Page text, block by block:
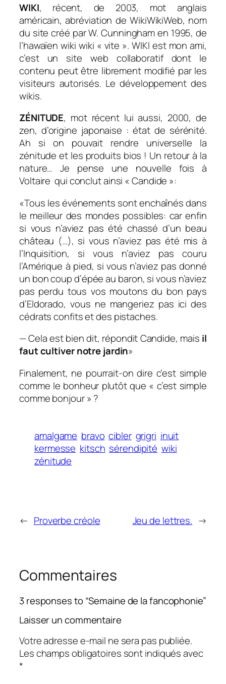
WIKI, récent, de 2003, mot anglais
américain, abréviation de WikiWikiWeb, nom
du site créé par W. Cunningham en 1995, de
l’hawaïen wiki wiki « vite ». WIKI est mon ami,
c’est un site web collaboratif dont le
contenu peut être librement modifié par les
visiteurs autorisés. Le développement des
wikis.
ZÉNITUDE, mot récent lui aussi, 2000, de
zen, d’origine japonaise : état de sérénité.
Ah si on pouvait rendre universelle la
zénitude et les produits bios ! Un retour à la
nature… Je pense une nouvelle fois à
Voltaire qui conclut ainsi « Candide »:
«Tous les événements sont enchaînés dans
le meilleur des mondes possibles: car enfin
si vous n’aviez pas été chassé d’un beau
château (…), si vous n’aviez pas été mis à
l’Inquisition, si vous n’aviez pas couru
l’Amérique à pied, si vous n’aviez pas donné
un bon coup d’épée au baron, si vous n’aviez
pas perdu tous vos moutons du bon pays
d’Eldorado, vous ne mangeriez pas ici des
cédrats confits et des pistaches.
— Cela est bien dit, répondit Candide, mais il
faut cultiver notre jardin»
Finalement, ne pourrait-on dire c’est simple
comme le bonheur plutôt que « c’est simple
comme bonjour » ?
amalgame bravo cibler grigri inuit
kermesse kitsch sérendipité wiki
zénitude
← Proverbe créole Jeu de lettres. →
Commentaires
3 responses to “Semaine de la fancophonie”
Laisser un commentaire
Votre adresse e-mail ne sera pas publiée.
Les champs obligatoires sont indiqués avec
*